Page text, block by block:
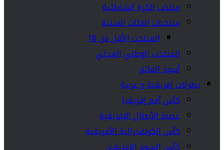
منتخب الكرة الشاطئية
منتخبات الفئات السنية
المنتخب الأقل من 18
المنتخب الوطني المحلي
أسود العالم
بطولات إفريقية و عربية
كأس أمم إفريقيا
عصبة الأبطال الإفريقية
كأس الكونفدرالية الأفريقية
كأس السوبر الإفريقي